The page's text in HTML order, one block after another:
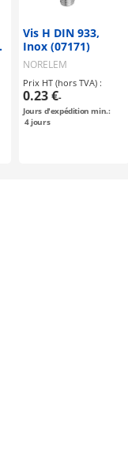
Vis H DIN 933,
Inox (07171)
NORELEM
Prix HT (hors TVA) :
0.23 €-
Jours d'expédition min.:
4jours